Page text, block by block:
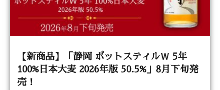
【新商品】「静岡 ポットスティルＷ 5年
100%日本大麦 2026年版 50.5%」8月下旬発
売！